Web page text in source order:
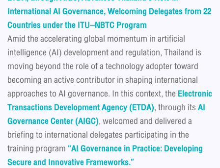
International AI Governance, Welcoming Delegates from 22
Countries under the ITU–NBTC Program
Amid the accelerating global momentum in artificial
intelligence (AI) development and regulation, Thailand is
moving beyond the role of a technology adopter toward
becoming an active contributor in shaping international
approaches to AI governance. In this context, the Electronic
Transactions Development Agency (ETDA), through itsAI
Governance Center (AIGC), welcomed and delivered a
briefing to international delegates participating in the
training program “AI Governance in Practice: Developing
Secure and Innovative Frameworks.”